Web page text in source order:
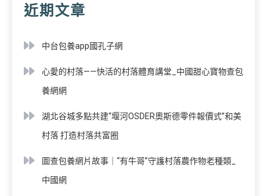
近期文章
中台包養app國孔子網
心愛的村落——快活的村落體育講堂_中國甜心寶物查包
養網網
湖北谷城多點共建“堰河OSDER奧斯德零件報價式”和美
村落 打造村落共富圈
圖查包養網片故事｜“有牛哥”守護村落農作物老種類_
中國網